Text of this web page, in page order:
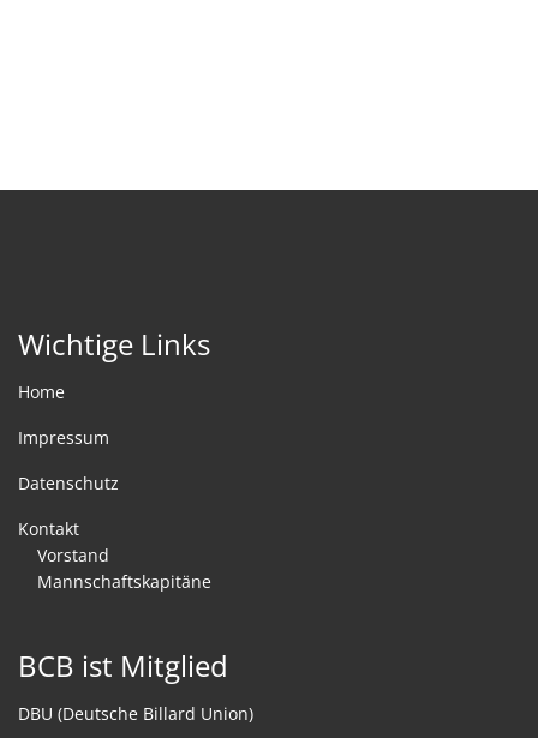
Wichtige Links
Home
Impressum
Datenschutz
Kontakt
Vorstand
Mannschaftskapitäne
BCB ist Mitglied
DBU (Deutsche Billard Union)